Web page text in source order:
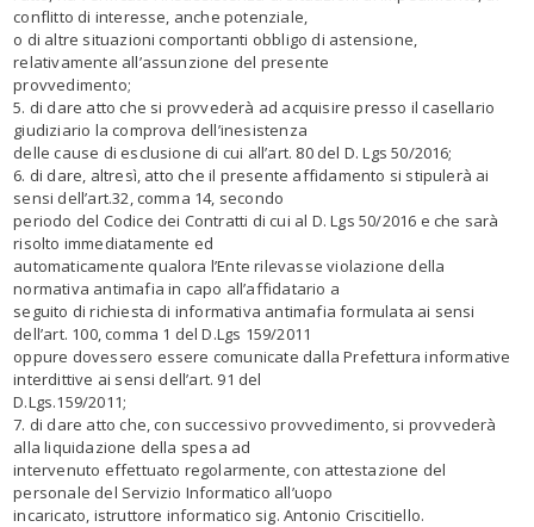
conflitto di interesse, anche potenziale,
o di altre situazioni comportanti obbligo di astensione,
relativamente all’assunzione del presente
provvedimento;
5. di dare atto che si provvederà ad acquisire presso il casellario
giudiziario la comprova dell’inesistenza
delle cause di esclusione di cui all’art. 80 del D. Lgs 50/2016;
6. di dare, altresì, atto che il presente affidamento si stipulerà ai
sensi dell’art.32, comma 14, secondo
periodo del Codice dei Contratti di cui al D. Lgs 50/2016 e che sarà
risolto immediatamente ed
automaticamente qualora l’Ente rilevasse violazione della
normativa antimafia in capo all’affidatario a
seguito di richiesta di informativa antimafia formulata ai sensi
dell’art. 100, comma 1 del D.Lgs 159/2011
oppure dovessero essere comunicate dalla Prefettura informative
interdittive ai sensi dell’art. 91 del
D.Lgs.159/2011;
7. di dare atto che, con successivo provvedimento, si provvederà
alla liquidazione della spesa ad
intervenuto effettuato regolarmente, con attestazione del
personale del Servizio Informatico all’uopo
incaricato, istruttore informatico sig. Antonio Criscitiello.